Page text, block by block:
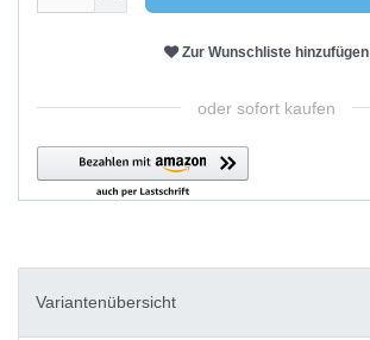
Zur Wunschliste hinzufügen
oder sofort kaufen
Variantenübersicht